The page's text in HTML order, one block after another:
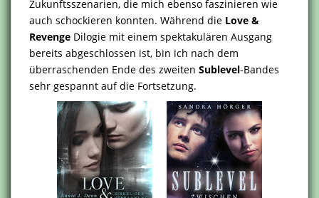
Zukunftsszenarien, die mich ebenso faszinieren wie
auch schockieren konnten. Während die Love &
Revenge Dilogie mit einem spektakulären Ausgang
bereits abgeschlossen ist, bin ich nach dem
überraschenden Ende des zweiten Sublevel-Bandes
sehr gespannt auf die Fortsetzung.